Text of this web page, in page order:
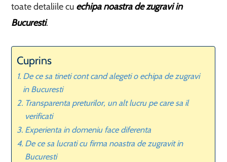
toate detaliile cu echipa noastra de zugravi in
Bucuresti.
Cuprins
De ce sa tineti cont cand alegeti o echipa de zugravi
in Bucuresti
Transparenta preturilor, un alt lucru pe care sa il
verificati
Experienta in domeniu face diferenta
De ce sa lucrati cu firma noastra de zugravit in
Bucuresti